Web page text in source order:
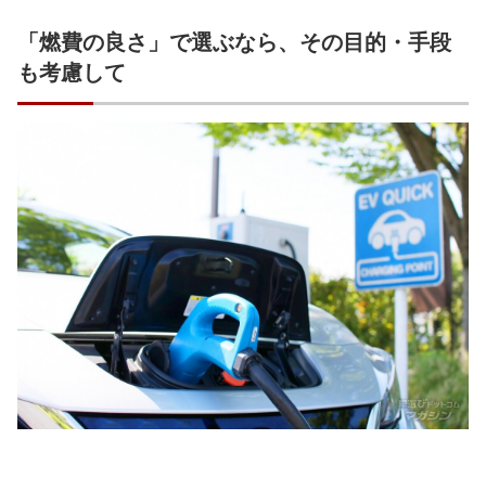
「燃費の良さ」で選ぶなら、その目的・手段
も考慮して